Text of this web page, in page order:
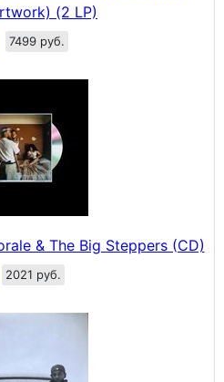
(2 LP)
7499 руб.
& The Big Steppers (CD)
2021 руб.